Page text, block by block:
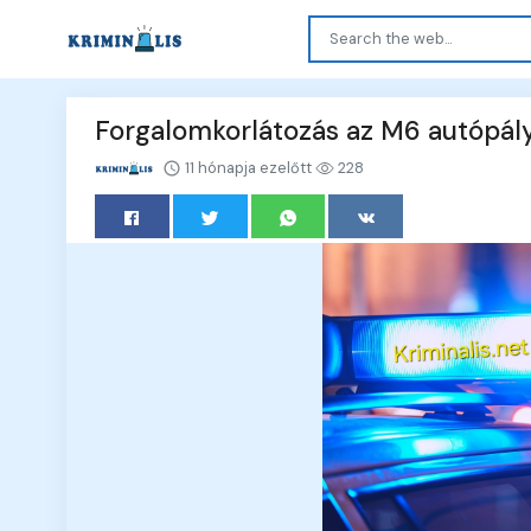
Forgalomkorlátozás az M6
11 hónapja ezelőtt 228